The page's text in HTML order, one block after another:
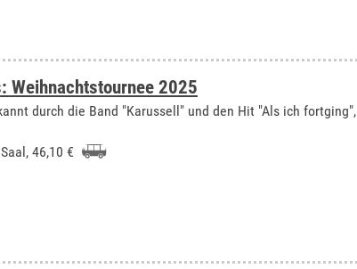
Weihnachtstournee 2025
durch die Band "Karussell" und den Hit "Als ich fortging",
, 46,10 €